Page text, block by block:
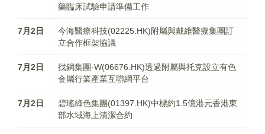
藥臨床試驗申請準備工作
7月2日
今海醫療科技(02225.HK)附屬與戴維醫療集團訂
立合作框架協議
7月2日
找鋼集團-W(06676.HK)透過附屬與托克設立有色
金屬行業產業互聯網平台
7月2日
碧瑤綠色集團(01397.HK)中標約1.5億港元香港東
部水域海上清潔合約